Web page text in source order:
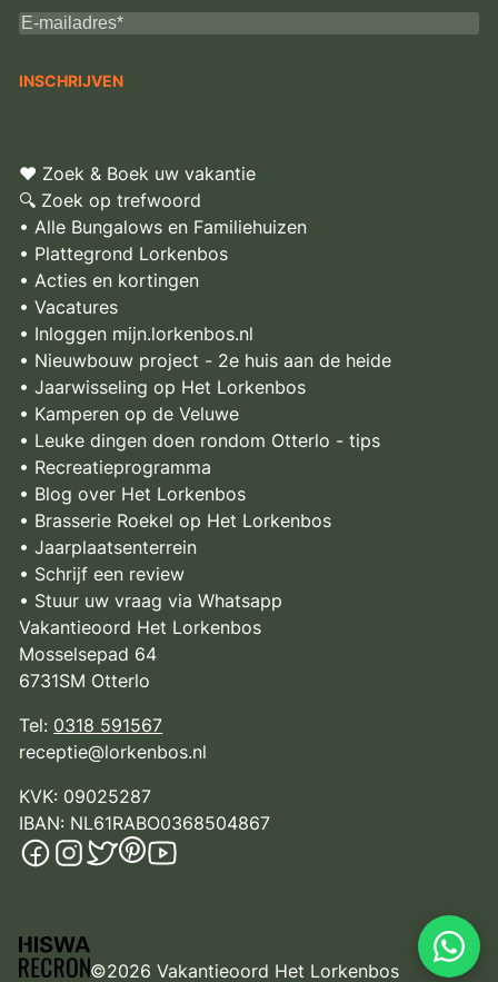
♥ Zoek & Boek uw vakantie
🔍 Zoek op trefwoord
• Alle Bungalows en Familiehuizen
• Plattegrond Lorkenbos
• Acties en kortingen
• Vacatures
• Inloggen mijn.lorkenbos.nl
• Nieuwbouw project - 2e huis aan de heide
• Jaarwisseling op Het Lorkenbos
• Kamperen op de Veluwe
• Leuke dingen doen rondom Otterlo - tips
• Recreatieprogramma
• Blog over Het Lorkenbos
• Brasserie Roekel op Het Lorkenbos
• Jaarplaatsenterrein
• Schrijf een review
• Stuur uw vraag via Whatsapp
Vakantieoord Het Lorkenbos
Mosselsepad 64
6731SM Otterlo
Tel: 0318 591567
receptie@lorkenbos.nl
KVK: 09025287
IBAN: NL61RABO0368504867
©2026 Vakantieoord Het Lorkenbos